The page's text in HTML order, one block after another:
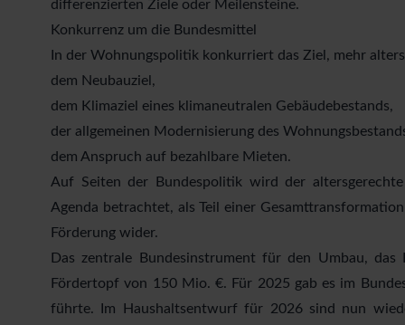
differenzierten Ziele oder Meilensteine.
Konkurrenz um die Bundesmittel
In der Wohnungspolitik konkurriert das Ziel, mehr
dem Neubauziel,
dem Klimaziel eines klimaneutralen Gebäudebestands,
der allgemeinen Modernisierung des
dem Anspruch auf bezahlbare Mieten.
Auf Seiten der Bundespolitik wird der
Agenda betrachtet, als Teil einer
Förderung wider.
Das zentrale Bundesinstrument für den Umbau,
Fördertopf von 150 Mio. €. Für 2025 gab es im
führte. Im Haushaltsentwurf für 2026 sind nun